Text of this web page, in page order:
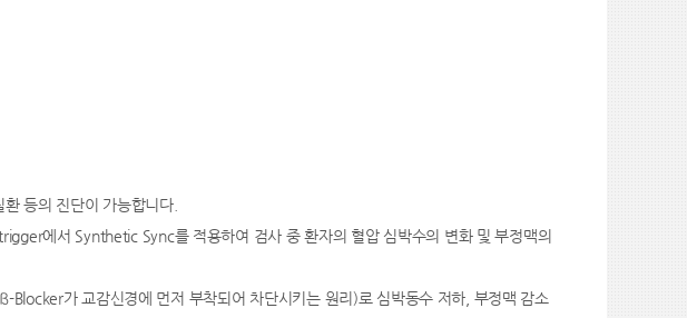
등의 진단이 가능합니다.
에서 Synthetic Sync를 적용하여 검사 중 환자의 혈압 심박수의 변화 및 부정맥의
Blocker가 교감신경에 먼저 부착되어 차단시키는 원리)로 심박동수 저하, 부정맥 감소